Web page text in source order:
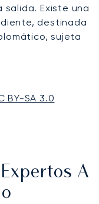
Existe una
destinada
sujeta
BY-SA 3.0
A